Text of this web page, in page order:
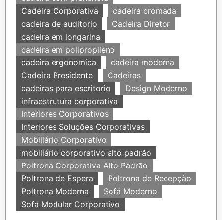
Cadeira Corporativa
cadeira cromada
cadeira de auditorio
Cadeira Diretor
cadeira em longarina
cadeira em polipropileno
cadeira ergonomica
cadeira moderna
Cadeira Presidente
Cadeiras
cadeiras para escritorio
Design Moderno
infraestrutura corporativa
Interiores Corporativos
Interiores Soluções Corporativas
Mobiliário Corporativo
mobiliário corporativo alto padrão
Poltrona Corporativa Alto Padrão
Poltrona de Espera
Poltrona de Recepção
Poltrona Moderna
Sofá Moderno
Sofá Modular Corporativo